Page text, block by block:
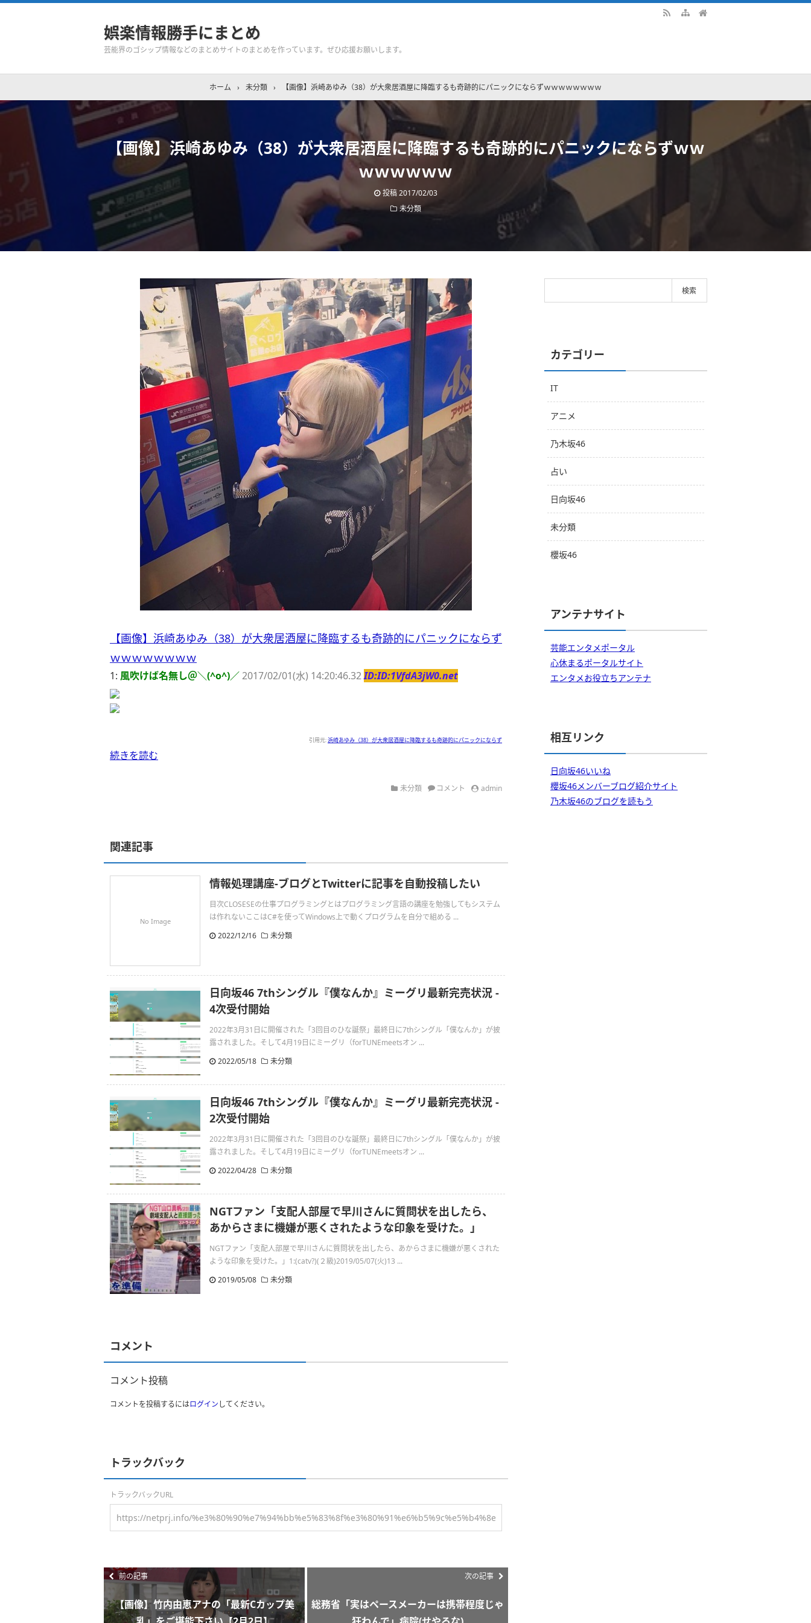
娯楽情報勝手にまとめ
芸能界のゴシップ情報などのまとめサイトのまとめを作っています。ぜひ応援お願いします。
ホーム › 未分類 › 【画像】浜崎あゆみ（38）が大衆居酒屋に降臨するも奇跡的にパニックにならずｗｗｗｗｗｗｗｗ
【画像】浜崎あゆみ（38）が大衆居酒屋に降臨するも奇跡的にパニックにならずｗｗ
ｗｗｗｗｗｗ
投稿2017/02/03
未分類
【画像】浜崎あゆみ（38）が大衆居酒屋に降臨するも奇跡的にパニックにならず
ｗｗｗｗｗｗｗｗ
1: 風吹けば名無し＠＼(^o^)／2017/02/01(水) 14:20:46.32ID:ID:1VfdA3jW0.net
引用元:浜崎あゆみ（38）が大衆居酒屋に降臨するも奇跡的にパニックにならず
続きを読む
未分類 コメント admin
関連記事
No Image
情報処理講座-ブログとTwitterに記事を自動投稿したい
目次CLOSESEの仕事プログラミングとはプログラミング言語の講座を勉強してもシステム
は作れないここはC#を使ってWindows上で動くプログラムを自分で組める ...
2022/12/16
未分類
日向坂46 7thシングル『僕なんか』ミーグリ最新完売状況 -
4次受付開始
2022年3月31日に開催された「3回目のひな誕祭」最終日に7thシングル「僕なんか」が披
露されました。そして4月19日にミーグリ（forTUNEmeetsオン ...
2022/05/18
未分類
日向坂46 7thシングル『僕なんか』ミーグリ最新完売状況 -
2次受付開始
2022年3月31日に開催された「3回目のひな誕祭」最終日に7thシングル「僕なんか」が披
露されました。そして4月19日にミーグリ（forTUNEmeetsオン ...
2022/04/28
未分類
NGTファン「支配人部屋で早川さんに質問状を出したら、
あからさまに機嫌が悪くされたような印象を受けた。」
NGTファン「支配人部屋で早川さんに質問状を出したら、あからさまに機嫌が悪くされた
ような印象を受けた。」1:(catv?)(２級)2019/05/07(火)13 ...
2019/05/08
未分類
コメント
コメント投稿
コメントを投稿するにはログインしてください。
トラックバック
トラックバックURL
前の記事
【画像】竹内由恵アナの「最新Cカップ美
次の記事
総務省「実はペースメーカーは携帯程度じゃ
カテゴリー
IT
アニメ
乃木坂46
占い
日向坂46
未分類
櫻坂46
アンテナサイト
芸能エンタメポータル
心休まるポータルサイト
エンタメお役立ちアンテナ
相互リンク
日向坂46いいね
櫻坂46メンバーブログ紹介サイト
乃木坂46のブログを読もう